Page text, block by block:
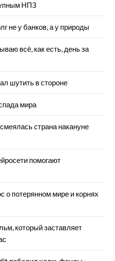
НПЗ
не у банков, а у природы
всё, как есть, день за
шутить в стороне
мира
страна накануне
помогают
потерянном мире и корнях
который заставляет